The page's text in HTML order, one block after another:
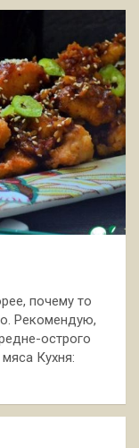
почему то
Рекомендую,
острого
Кухня: